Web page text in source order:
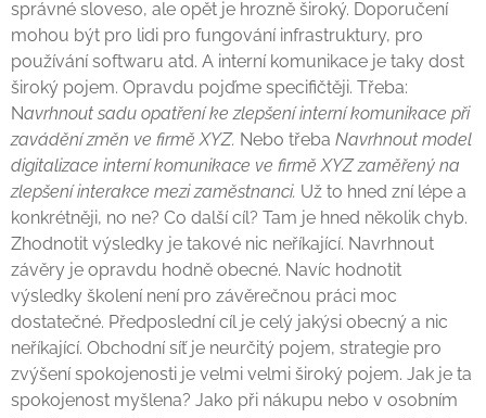
správné sloveso, ale opět je hrozně široký. Doporučení
mohou být pro lidi pro fungování infrastruktury, pro
používání softwaru atd. A interní komunikace je taky dost
široký pojem. Opravdu pojďme specifičtěji. Třeba:
Navrhnout sadu opatření ke zlepšení interní komunikace při
zavádění změn ve firmě XYZ. Nebo třeba Navrhnout model
digitalizace interní komunikace ve firmě XYZ zaměřený na
zlepšení interakce mezi zaměstnanci. Už to hned zní lépe a
konkrétněji, no ne? Co další cíl? Tam je hned několik chyb.
Zhodnotit výsledky je takové nic neříkající. Navrhnout
závěry je opravdu hodně obecné. Navíc hodnotit
výsledky školení není pro závěrečnou práci moc
dostatečné. Předposlední cíl je celý jakýsi obecný a nic
neříkající. Obchodní síť je neurčitý pojem, strategie pro
zvýšení spokojenosti je velmi velmi široký pojem. Jak je ta
spokojenost myšlena? Jako při nákupu nebo v osobním